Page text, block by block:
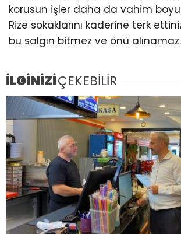
korusun işler daha da vahim
Rize sokaklarını kaderine terk
bu salgın bitmez ve önü alınamaz.
İLGİNİZİÇEKEBİLİR